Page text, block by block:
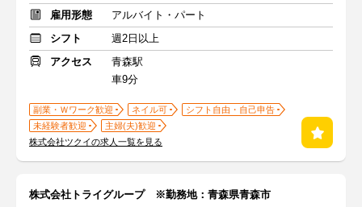
雇用形態
アルバイト・パート
シフト
週2日以上
アクセス
青森駅
車9分
副業・Ｗワーク歓迎 ネイル可
シフト自由・自己申告
未経験者歓迎
主婦(夫)歓迎
株式会社ツクイの求人一覧を見る
株式会社トライグループ ※勤務地：青森県青森市